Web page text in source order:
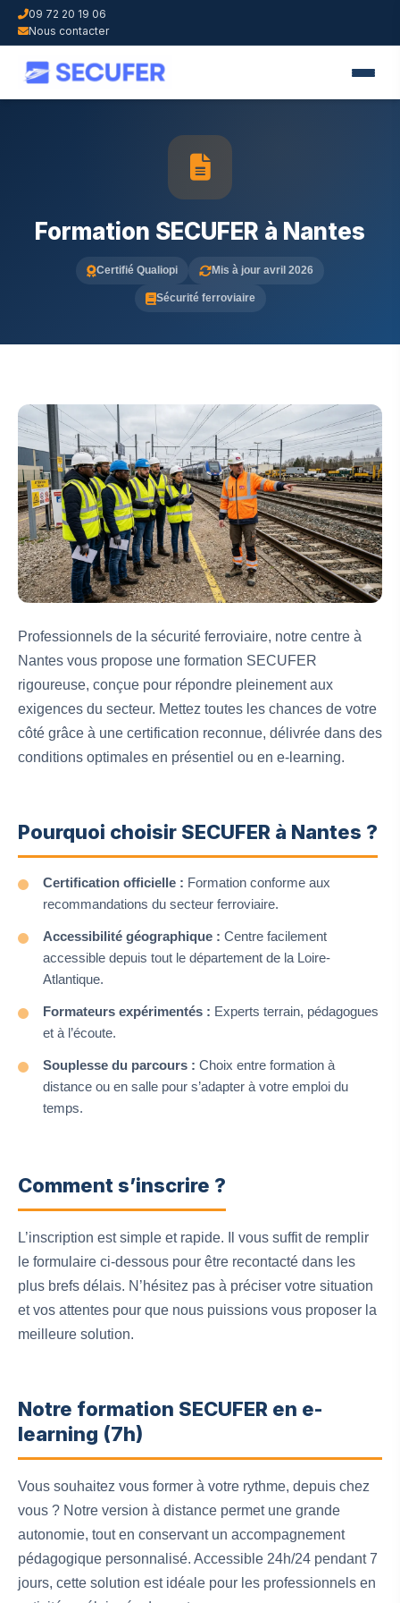
09 72 20 19 06
Nous contacter
Formation SECUFER à Nantes
Certifié Qualiopi Mis à jour avril 2026
Sécurité ferroviaire
Professionnels de la sécurité ferroviaire, notre centre à
Nantes vous propose une formation SECUFER
rigoureuse, conçue pour répondre pleinement aux
exigences du secteur. Mettez toutes les chances de votre
côté grâce à une certification reconnue, délivrée dans des
conditions optimales en présentiel ou en e-learning.
Pourquoi choisir SECUFER à Nantes ?
Certification officielle : Formation conforme aux
recommandations du secteur ferroviaire.
Accessibilité géographique : Centre facilement
accessible depuis tout le département de la Loire-
Atlantique.
Formateurs expérimentés : Experts terrain, pédagogues
et à l’écoute.
Souplesse du parcours : Choix entre formation à
distance ou en salle pour s’adapter à votre emploi du
temps.
Comment s’inscrire ?
L’inscription est simple et rapide. Il vous suffit de remplir
le formulaire ci-dessous pour être recontacté dans les
plus brefs délais. N’hésitez pas à préciser votre situation
et vos attentes pour que nous puissions vous proposer la
meilleure solution.
Notre formation SECUFER en e-
learning (7h)
Vous souhaitez vous former à votre rythme, depuis chez
vous ? Notre version à distance permet une grande
autonomie, tout en conservant un accompagnement
pédagogique personnalisé. Accessible 24h/24 pendant 7
jours, cette solution est idéale pour les professionnels en